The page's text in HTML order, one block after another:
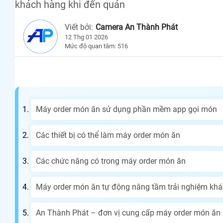
khách hàng khi đến quán
Viết bởi: Camera An Thành Phát
12 Thg 01 2026
Mức độ quan tâm: 516
Máy order món ăn sử dụng phần mềm app gọi món
Các thiết bị có thể làm máy order món ăn
Các chức năng có trong máy order món ăn
Máy order món ăn tự động nâng tầm trải nghiệm
An Thành Phát – đơn vị cung cấp máy order món ăn